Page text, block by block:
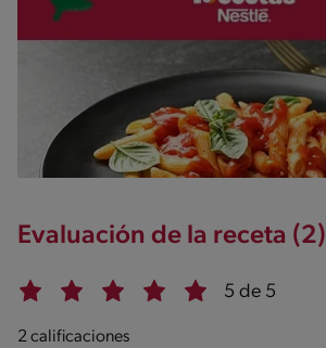
Evaluación de la receta (2)
5 de 5
2 calificaciones